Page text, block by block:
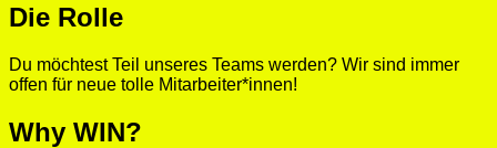
Die Rolle
Du möchtest Teil unseres Teams werden? Wir sind immer
offen für neue tolle Mitarbeiter*innen!
Why WIN?